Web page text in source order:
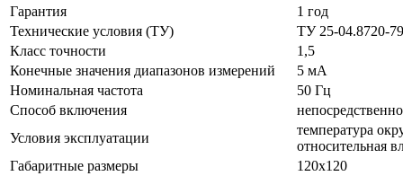
Гарантия
1 год
Технические условия (ТУ)
ТУ 25-04.8720-79
Класс точности
1,5
Конечные значения диапазонов измерений
5 мА
Номинальная частота
50 Гц
Способ включения
непосредственно
Условия эксплуатации
температура
относительная
Габаритные размеры
120х120